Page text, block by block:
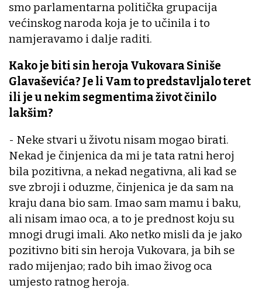
smo parlamentarna politička grupacija
većinskog naroda koja je to učinila i to
namjeravamo i dalje raditi.
Kako je biti sin heroja Vukovara Siniše
Glavaševića? Je li Vam to predstavljalo teret
ili je u nekim segmentima život činilo
lakšim?
- Neke stvari u životu nisam mogao birati.
Nekad je činjenica da mi je tata ratni heroj
bila pozitivna, a nekad negativna, ali kad se
sve zbroji i oduzme, činjenica je da sam na
kraju dana bio sam. Imao sam mamu i baku,
ali nisam imao oca, a to je prednost koju su
mnogi drugi imali. Ako netko misli da je jako
pozitivno biti sin heroja Vukovara, ja bih se
rado mijenjao; rado bih imao živog oca
umjesto ratnog heroja.